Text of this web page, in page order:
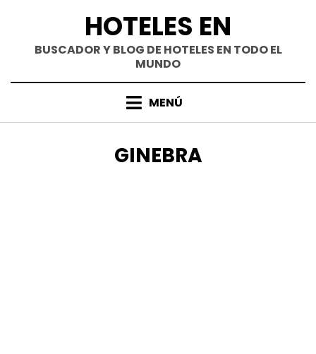
contenido
HOTELES EN
BUSCADOR Y BLOG DE HOTELES EN TODO EL
MUNDO
MENÚ
CATEGORÍA
:
GINEBRA